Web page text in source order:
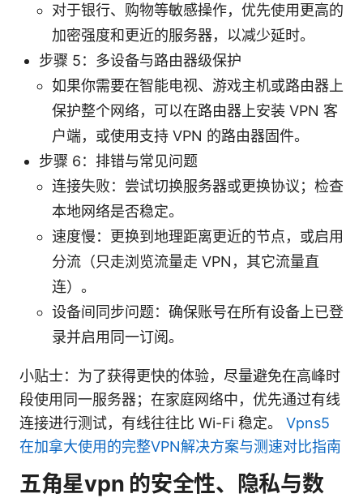
对于银行、购物等敏感操作，优先使用更高的
加密强度和更近的服务器，以减少延时。
步骤 5：多设备与路由器级保护
如果你需要在智能电视、游戏主机或路由器上
保护整个网络，可以在路由器上安装 VPN 客
户端，或使用支持 VPN 的路由器固件。
步骤 6：排错与常见问题
连接失败：尝试切换服务器或更换协议；检查
本地网络是否稳定。
速度慢：更换到地理距离更近的节点，或启用
分流（只走浏览流量走 VPN，其它流量直
连）。
设备间同步问题：确保账号在所有设备上已登
录并启用同一订阅。
小贴士：为了获得更快的体验，尽量避免在高峰时
段使用同一服务器；在家庭网络中，优先通过有线
连接进行测试，有线往往比 Wi-Fi 稳定。 Vpns5
在加拿大使用的完整VPN解决方案与测速对比指南
五角星vpn 的安全性、隐私与数